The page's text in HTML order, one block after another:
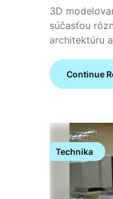
3D
súčasťou
architektúru
Continue
Technika